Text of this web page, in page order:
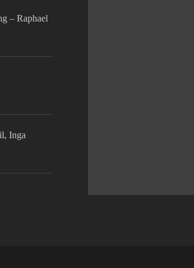
– Raphael
Inga